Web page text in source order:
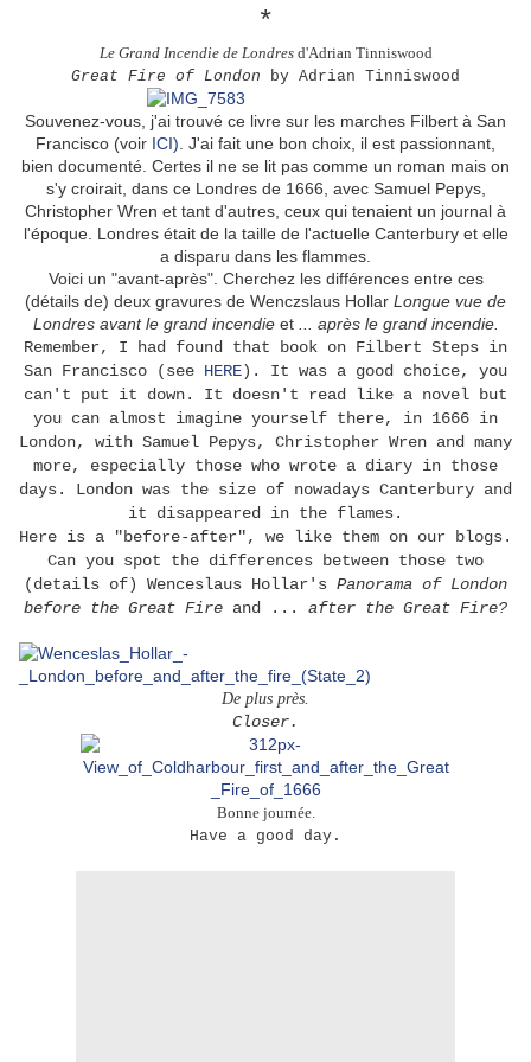
*
Le Grand Incendie de Londresd'Adrian Tinniswood
Great Fire of London by Adrian Tinniswood
Souvenez-vous, j'ai trouvé ce livre sur les marches Filbert à San
Francisco (voir ICI) . J'ai fait une bon choix, il est passionnant,
bien documenté. Certes il ne se lit pas comme un roman mais on
s'y croirait, dans ce Londres de 1666, avec Samuel Pepys,
Christopher Wren et tant d'autres, ceux qui tenaient un journal à
l'époque. Londres était de la taille de l'actuelle Canterbury et elle
a disparu dans les flammes.
Voici un "avant-après". Cherchez les différences entre ces
(détails de) deux gravures de Wenczslaus Hollar Longue vue de
Londres avant le grand incendieet... après le grand incendie.
Remember, I had found that book on Filbert Steps in
San Francisco (see HERE). It was a good choice, you
can't put it down. It doesn't read like a novel but
you can almost imagine yourself there, in 1666 in
London, with Samuel Pepys, Christopher Wren and many
more, especially those who wrote a diary in those
days. London was the size of nowadays Canterbury and
it disappeared in the flames.
Here is a "before-after", we like them on our blogs.
Can you spot the differences between those two
(details of) Wenceslaus Hollar's Panorama of London
before the Great Fire and ... after the Great Fire?
De plus près.
Closer.
Bonne journée.
Have a good day.